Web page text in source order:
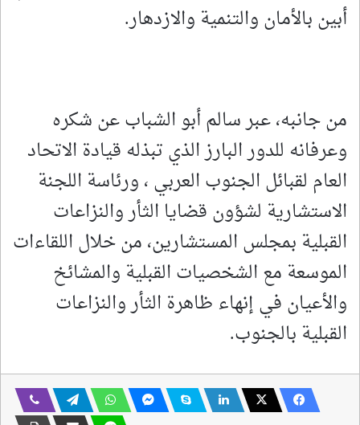
أبين بالأمان والتنمية والازدهار.
من جانبه، عبر سالم أبو الشباب عن شكره
وعرفانه للدور البارز الذي تبذله قيادة الاتحاد
العام لقبائل الجنوب العربي ، ورئاسة اللجنة
الاستشارية لشؤون قضايا الثأر والنزاعات
القبلية بمجلس المستشارين، من خلال اللقاءات
الموسعة مع الشخصيات القبلية والمشائخ
والأعيان في إنهاء ظاهرة الثأر والنزاعات
القبلية بالجنوب.